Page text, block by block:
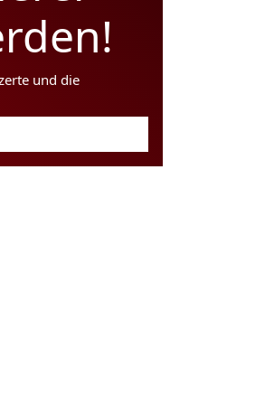
und die